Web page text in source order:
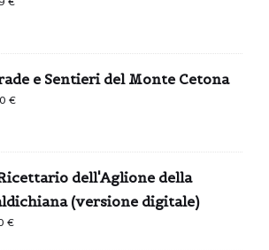
e Sentieri del Monte Cetona
€
dell'Aglione della
(versione digitale)
€